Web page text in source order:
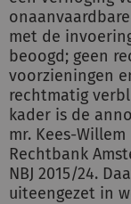
met de
beoogd; geen
voorzieningen
rechtmatig
kader is de
mr. Kees-
Rechtbank
NBJ 2015/24.
uiteengezet in